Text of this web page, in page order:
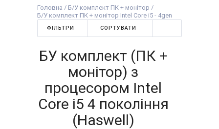
Головна / Б/У комплект ПК + монітор /
Б/У комплект ПК + монітор Intel Core i5 - 4gen
ФІЛЬТРИ СОРТУВАТИ
БУ комплект (ПК +
монітор) з
процесором Intel
Core i5 4 покоління
(Haswell)